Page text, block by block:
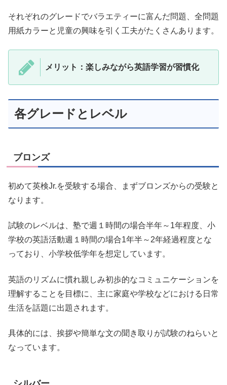
それぞれのグレードでバラエティーに富んだ問題、全問題
用紙カラーと児童の興味を引く工夫がたくさんあります。
メリット：楽しみながら英語学習が習慣化
各グレードとレベル
ブロンズ
初めて英検Jr.を受験する場合、まずブロンズからの受験と
なります。
試験のレベルは、塾で週１時間の場合半年～1年程度、小
学校の英語活動週１時間の場合1年半～2年経過程度とな
っており、小学校低学年を想定しています。
英語のリズムに慣れ親しみ初歩的なコミュニケーションを
理解することを目標に、主に家庭や学校などにおける日常
生活を話題に出題されます。
具体的には、挨拶や簡単な文の聞き取りが試験のねらいと
なっています。